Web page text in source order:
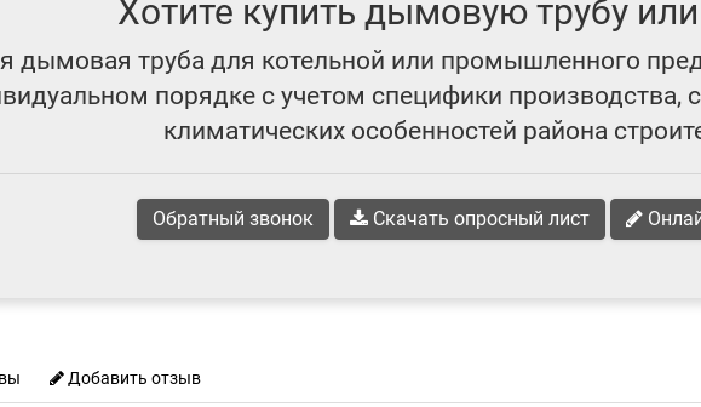
Хотите купить дымовую трубу
дымовая труба для котельной или промышленного
порядке с учетом специфики производства,
климатических особенностей района
Обратный звонок Скачать опросный лист
Добавить отзыв